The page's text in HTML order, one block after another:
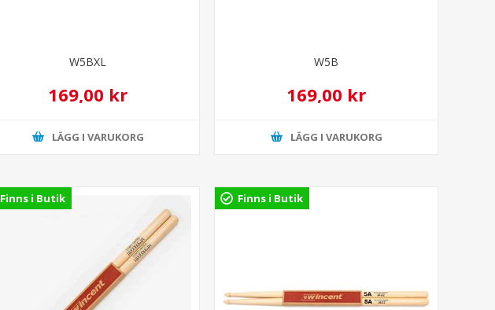
W5BXL
169,00 kr
LÄGG I VARUKORG
W5B
169,00 kr
LÄGG I VARUKORG
Finns i Butik Finns i Butik